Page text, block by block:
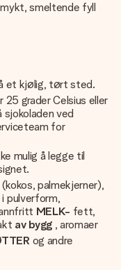
smeltende fyll
et kjølig, tørt sted.
grader Celsius eller
sjokoladen ved
for
mulig å legge til
palmekjerner),
i pulverform,
MELK- fett,
av bygg, aromaer
og andre